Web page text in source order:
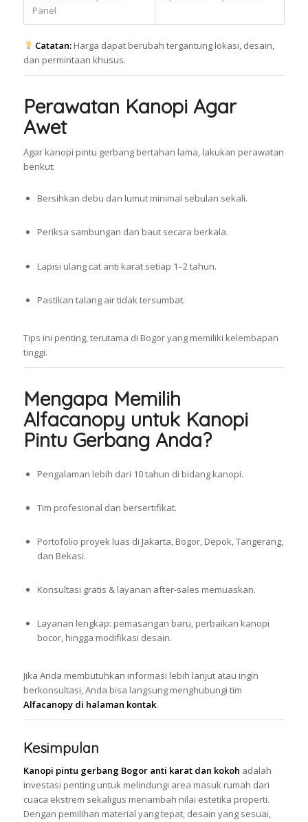
Panel
Catatan: Harga dapat berubah tergantung lokasi, desain,
dan permintaan khusus.
Perawatan Kanopi Agar
Awet
Agar kanopi pintu gerbang bertahan lama, lakukan perawatan
berikut:
Bersihkan debu dan lumut minimal sebulan sekali.
Periksa sambungan dan baut secara berkala.
Lapisi ulang cat anti karat setiap 1–2 tahun.
Pastikan talang air tidak tersumbat.
Tips ini penting, terutama di Bogor yang memiliki kelembapan
tinggi.
Mengapa Memilih
Alfacanopy untuk Kanopi
Pintu Gerbang Anda?
Pengalaman lebih dari 10 tahun di bidang kanopi.
Tim profesional dan bersertifikat.
Portofolio proyek luas di Jakarta, Bogor, Depok, Tangerang,
dan Bekasi.
Konsultasi gratis & layanan after-sales memuaskan.
Layanan lengkap: pemasangan baru, perbaikan kanopi
bocor, hingga modifikasi desain.
Jika Anda membutuhkan informasi lebih lanjut atau ingin
berkonsultasi, Anda bisa langsung menghubungi tim
Alfacanopy di halaman kontak.
Kesimpulan
Kanopi pintu gerbang Bogor anti karat dan kokoh adalah
investasi penting untuk melindungi area masuk rumah dari
cuaca ekstrem sekaligus menambah nilai estetika properti.
Dengan pemilihan material yang tepat, desain yang sesuai,